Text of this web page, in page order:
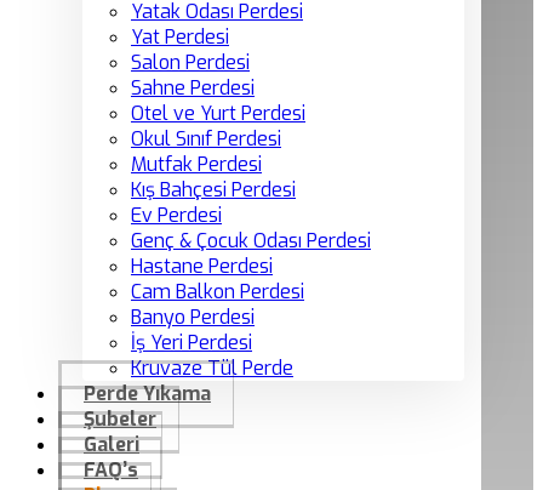
Yatak Odası Perdesi
Yat Perdesi
Salon Perdesi
Sahne Perdesi
Otel ve Yurt Perdesi
Okul Sınıf Perdesi
Mutfak Perdesi
Kış Bahçesi Perdesi
Ev Perdesi
Genç & Çocuk Odası Perdesi
Hastane Perdesi
Cam Balkon Perdesi
Banyo Perdesi
İş Yeri Perdesi
Kruvaze Tül Perde
Perde Yıkama
Şubeler
Galeri
FAQ’s